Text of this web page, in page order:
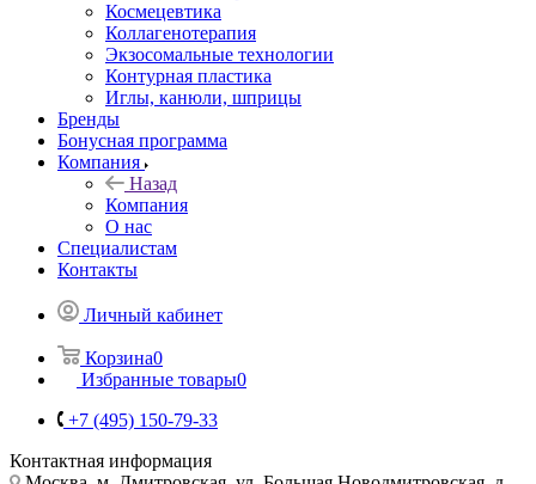
Космецевтика
Коллагенотерапия
Экзосомальные технологии
Контурная пластика
Иглы, канюли, шприцы
Бренды
Бонусная программа
Компания
Назад
Компания
О нас
Специалистам
Контакты
Личный кабинет
Корзина0
Избранные товары0
+7 (495) 150-79-33
Контактная информация